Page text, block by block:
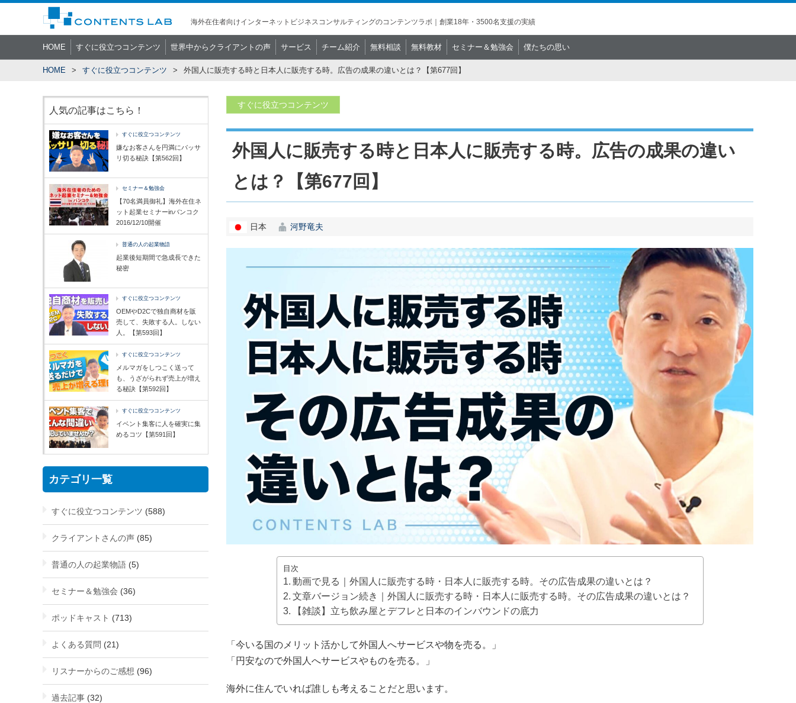
海外在住者向けインターネットビジネスコンサルティングのコンテンツラボ｜創業18年・3500名支援の実績
HOME すぐに役立つコンテンツ 世界中からクライアントの声 サービス チーム紹介 無料相談 無料教材 セミナー＆勉強会 僕たちの思い
HOME すぐに役立つコンテンツ 外国人に販売する時と日本人に販売する時。広告の成果の違いとは？【第677回】
すぐに役立つコンテンツ
外国人に販売する時と日本人に販売する時。広告の成果の違い
とは？【第677回】
日本 河野竜夫
目次
動画で見る｜外国人に販売する時・日本人に販売する時。その広告成果の違いとは？
文章バージョン続き｜外国人に販売する時・日本人に販売する時。その広告成果の違いとは？
【雑談】立ち飲み屋とデフレと日本のインバウンドの底力
「今いる国のメリット活かして外国人へサービスや物を売る。」
「円安なので外国人へサービスやものを売る。」
海外に住んでいれば誰しも考えることだと思います。
人気の記事はこちら！
すぐに役立つコンテンツ
嫌なお客さんを円満にバッサ
リ切る秘訣【第562回】
セミナー＆勉強会
【70名満員御礼】海外在住ネ
ット起業セミナーinバンコク
2016/12/10開催
普通の人の起業物語
起業後短期間で急成長できた
秘密
すぐに役立つコンテンツ
OEMやD2Cで独自商材を販
売して、失敗する人。しない
人。【第593回】
すぐに役立つコンテンツ
メルマガをしつこく送って
も、うざがられず売上が増え
る秘訣【第592回】
すぐに役立つコンテンツ
イベント集客に人を確実に集
めるコツ【第591回】
カテゴリ一覧
すぐに役立つコンテンツ (588)
クライアントさんの声 (85)
普通の人の起業物語 (5)
セミナー＆勉強会 (36)
ポッドキャスト (713)
よくある質問 (21)
リスナーからのご感想 (96)
過去記事 (32)